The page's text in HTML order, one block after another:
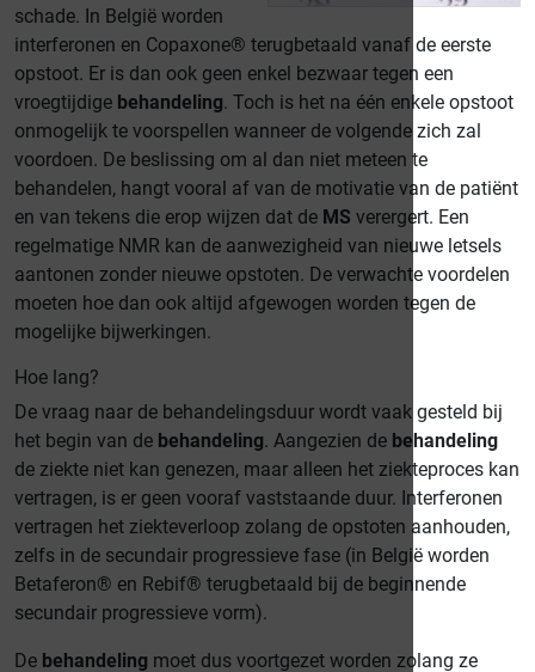
schade. In België worden
interferonen en Copaxone® terugbetaald vanaf de eerste
opstoot. Er is dan ook geen enkel bezwaar tegen een
vroegtijdige behandeling. Toch is het na één enkele opstoot
onmogelijk te voorspellen wanneer de volgende zich zal
voordoen. De beslissing om al dan niet meteen te
behandelen, hangt vooral af van de motivatie van de patiënt
en van tekens die erop wijzen dat de MS verergert. Een
regelmatige NMR kan de aanwezigheid van nieuwe letsels
aantonen zonder nieuwe opstoten. De verwachte voordelen
moeten hoe dan ook altijd afgewogen worden tegen de
mogelijke bijwerkingen.
Hoe lang?
De vraag naar de behandelingsduur wordt vaak gesteld bij
het begin van de behandeling. Aangezien de behandeling
de ziekte niet kan genezen, maar alleen het ziekteproces kan
vertragen, is er geen vooraf vaststaande duur. Interferonen
vertragen het ziekteverloop zolang de opstoten aanhouden,
zelfs in de secundair progressieve fase (in België worden
Betaferon® en Rebif® terugbetaald bij de beginnende
secundair progressieve vorm).
De behandeling moet dus voortgezet worden zolang ze